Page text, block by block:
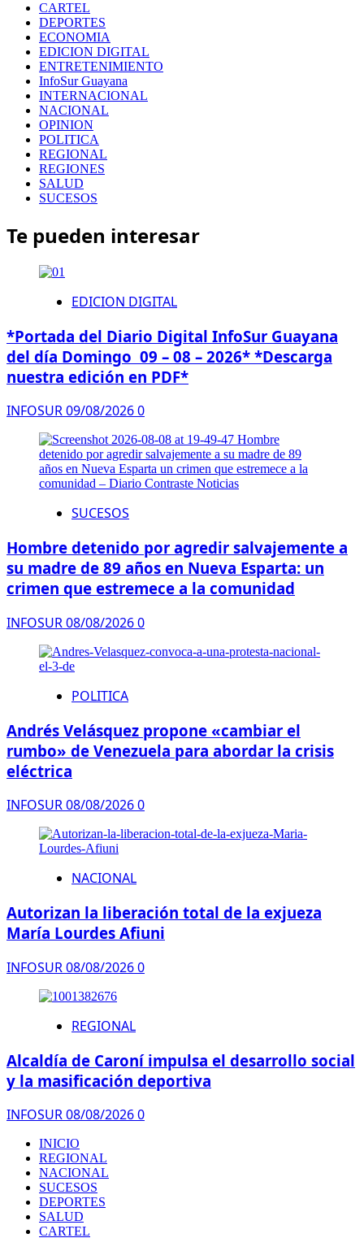
CARTEL
DEPORTES
ECONOMIA
EDICION DIGITAL
ENTRETENIMIENTO
InfoSur Guayana
INTERNACIONAL
NACIONAL
OPINION
POLITICA
REGIONAL
REGIONES
SALUD
SUCESOS
Te pueden interesar
EDICION DIGITAL
*Portada del Diario Digital InfoSur Guayana
del día Domingo 09 – 08 – 2026* *Descarga
nuestra edición en PDF*
INFOSUR09/08/20260
SUCESOS
Hombre detenido por agredir salvajemente a
su madre de 89 años en Nueva Esparta: un
crimen que estremece a la comunidad
INFOSUR08/08/20260
POLITICA
Andrés Velásquez propone «cambiar el
rumbo» de Venezuela para abordar la crisis
eléctrica
INFOSUR08/08/20260
NACIONAL
Autorizan la liberación total de la exjueza
María Lourdes Afiuni
INFOSUR08/08/20260
REGIONAL
Alcaldía de Caroní impulsa el desarrollo social
y la masificación deportiva
INFOSUR08/08/20260
INICIO
REGIONAL
NACIONAL
SUCESOS
DEPORTES
SALUD
CARTEL